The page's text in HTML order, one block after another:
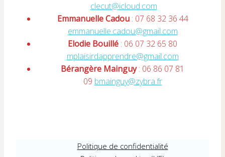
clecut@icloud.com
Emmanuelle Cadou: 07 68 32 36 44
emmanuelle.cadou@gmail.com
Elodie Bouillé : 06 07 32 65 80
mplaisirdapprendre@gmail.com
Bérangère Mainguy: 06 86 07 81
09 bmainguy@zybra.fr
Politique de confidentialité